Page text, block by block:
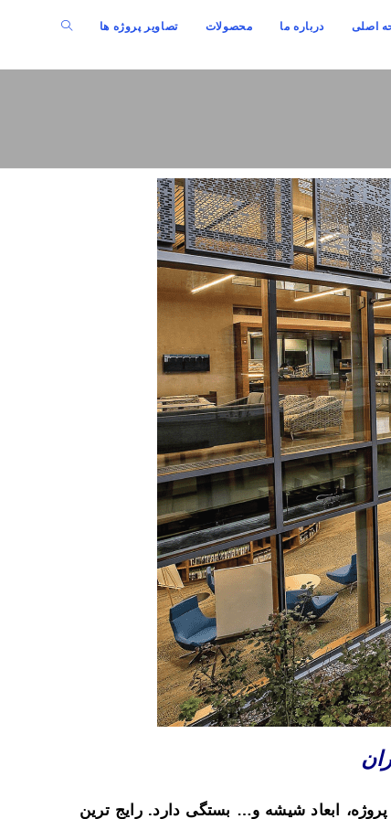
اصلی درباره ما محصولات تصاویر پروژه ها
ابعاد شیشه و… بستگی دارد. رایج ترین